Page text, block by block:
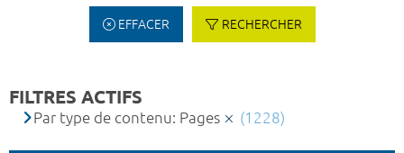
EFFACER RECHERCHER
FILTRES ACTIFS
Par type de contenu: Pages (1228)